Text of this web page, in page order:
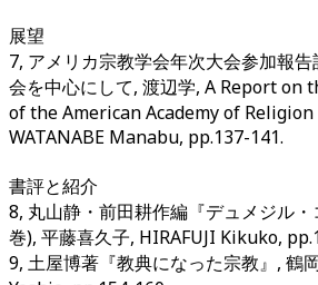
展望
7, アメリカ宗教学会年次大会参加報
会を中心にして, 渡辺学, A Report
of the American Academy of
WATANABE Manabu, pp.137-141.
書評と紹介
8, 丸山静・前田耕作編『デュメジル
巻), 平藤喜久子, HIRAFUJI Kikuko,
9, 土屋博著『教典になった宗教』, 鶴